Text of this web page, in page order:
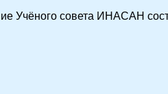
Учёного совета ИНАСАН